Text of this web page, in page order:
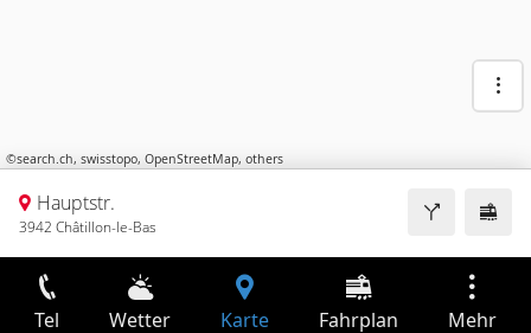
©search.ch, swisstopo, OpenStreetMap, others
Hauptstr.
3942 Châtillon-le-Bas
Tel Wetter Karte Fahrplan Mehr